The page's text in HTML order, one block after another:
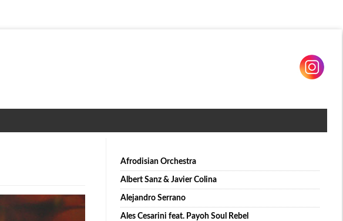
Afrodisian Orchestra
Albert Sanz & Javier Colina
Alejandro Serrano
Ales Cesarini feat. Payoh Soul Rebel